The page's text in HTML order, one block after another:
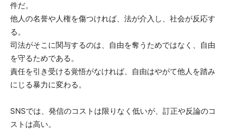
件だ。
他人の名誉や人権を傷つければ、法が介入し、社会が反応す
る。
司法がそこに関与するのは、自由を奪うためではなく、自由
を守るためである。
責任を引き受ける覚悟がなければ、自由はやがて他人を踏み
にじる暴力に変わる。
SNSでは、発信のコストは限りなく低いが、訂正や反論のコ
ストは高い。